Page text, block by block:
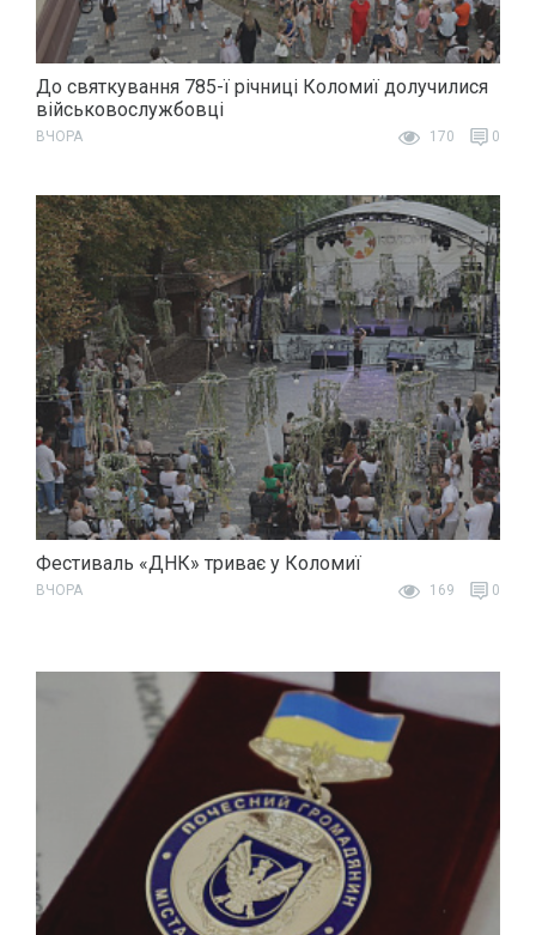
До святкування 785-ї річниці Коломиї долучилися
військовослужбовці
ВЧОРА 170 0
Фестиваль «ДНК» триває у Коломиї
ВЧОРА 169 0